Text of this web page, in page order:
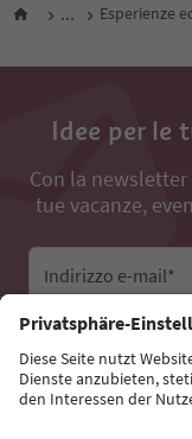
... Esperienze
Idee per le
Con la
tue vacanze,
Indirizzo e-mail*